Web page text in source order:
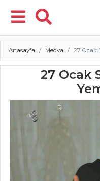
Menü
Anasayfa Medya 27 Ocak
27 Ocak